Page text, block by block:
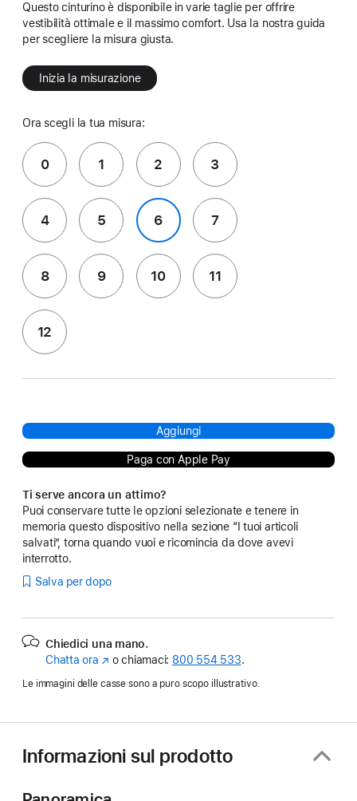
Questo cinturino è disponibile in varie taglie per offrire
vestibilità ottimale e il massimo comfort. Usa la nostra guida
per scegliere la misura giusta.
Inizia la misurazione
Ora scegli la tua misura:
0 1 2 3
4 5 6 7
8 9 10 11
12
Aggiungi
Paga con Apple Pay
Ti serve ancora un attimo?
Puoi conservare tutte le opzioni selezionate e tenere in
memoria questo dispositivo nella sezione “I tuoi articoli
salvati”, torna quando vuoi e ricomincia da dove avevi
interrotto.
Salva per dopo
Chiedici una mano.
Chatta ora (Si
nuova
o chiamaci: 800 554 533.
Le immagini delle casse sono a puro scopo illustrativo.
Informazioni sul prodotto